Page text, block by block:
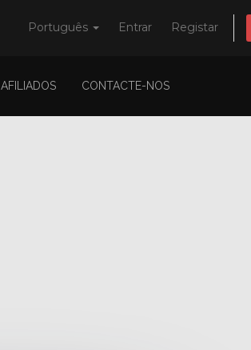
Português Entrar Registar
AFILIADOS CONTACTE-NOS